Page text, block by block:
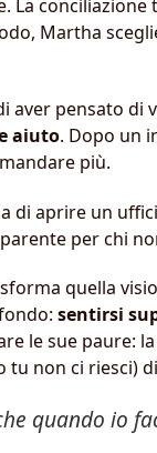
La
Martha
aver pensato
aiuto. Dopo un
più.
di aprire un
per chi
quella
sentirsi
le sue paure:
tu non ci riesci)
quando io